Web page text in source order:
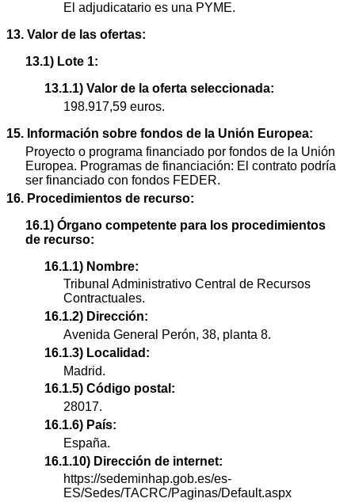
El adjudicatario es una PYME.
13. Valor de las ofertas:
13.1) Lote 1:
13.1.1) Valor de la oferta seleccionada:
198.917,59 euros.
15. Información sobre fondos de la Unión Europea:
Proyecto o programa financiado por fondos de la Unión
Europea. Programas de financiación: El contrato podría
ser financiado con fondos FEDER.
16. Procedimientos de recurso:
16.1) Órgano competente para los procedimientos
de recurso:
16.1.1) Nombre:
Tribunal Administrativo Central de Recursos
Contractuales.
16.1.2) Dirección:
Avenida General Perón, 38, planta 8.
16.1.3) Localidad:
Madrid.
16.1.5) Código postal:
28017.
16.1.6) País:
España.
16.1.10) Dirección de internet:
https://sedeminhap.gob.es/es-
ES/Sedes/TACRC/Paginas/Default.aspx